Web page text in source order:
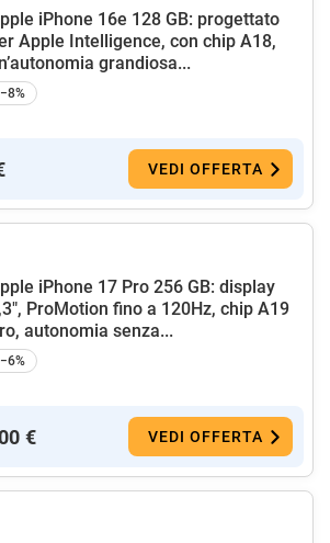
iPhone 16e 128 GB: progettato
Apple Intelligence, con chip A18,
grandiosa...
−8%
VEDI OFFERTA
iPhone 17 Pro 256 GB: display
ProMotion fino a 120Hz, chip A19
autonomia senza...
−6%
€ VEDI OFFERTA